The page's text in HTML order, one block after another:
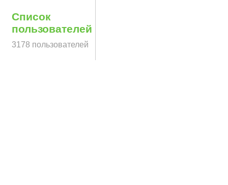
Список
пользователей
3178 пользователей